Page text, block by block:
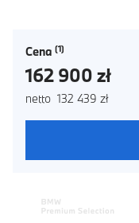
Cena
162 900 zł
netto 132 439 zł